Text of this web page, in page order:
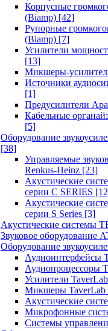
Корпусные
(Biamp) [42]
Рупорные
(Biamp) [7]
Усилители
[13]
Микшеры-
Источники
[1]
Предусилители
Кабельные
[5]
Оборудование
[38]
Управляемые
Renkus-Heinz [23]
Акустические
серии C SERIES
Акустические
серии S Series [3]
Акустические системы
Звуковое оборудование
Оборудование
Аудиоинтерфейсы
Аудиопроцессоры
Усилители TaverLab
Микшеры TaverLab
Акустические
Микрофонные
Системы